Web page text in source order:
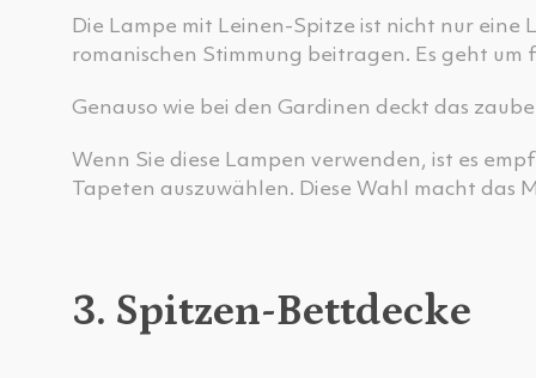
Die Lampe mit Leinen-Spitze ist nicht nur eine
romanischen Stimmung beitragen. Es geht
Genauso wie bei den Gardinen deckt das
Wenn Sie diese Lampen verwenden, ist es
Tapeten auszuwählen. Diese Wahl macht das
3. Spitzen-Bettdecke